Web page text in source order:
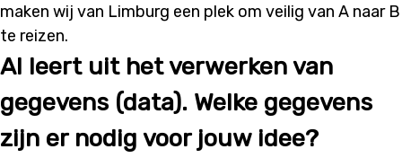
maken wij van Limburg een plek om veilig van A naar B
te reizen.
AI leert uit het verwerken van
gegevens (data). Welke gegevens
zijn er nodig voor jouw idee?